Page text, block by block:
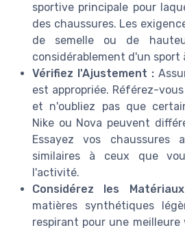
sportive principale pour
des chaussures. Les
de semelle ou de
considérablement d'un sport
Vérifiez l'Ajustement :
est appropriée. Référez-
et n'oubliez pas que
Nike ou Nova peuvent
Essayez vos chaussures
similaires à ceux que
l'activité.
Considérez les
matières synthétiques
respirant pour une